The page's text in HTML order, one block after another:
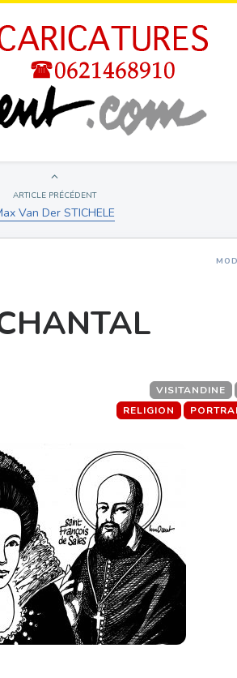
ARTICLE PRÉCÉDENT
Van Der STICHELE
VISITANDINE
RELIGION